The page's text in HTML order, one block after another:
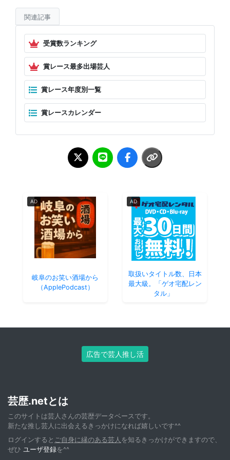
関連記事
受賞数ランキング
賞レース最多出場芸人
賞レース年度別一覧
賞レースカレンダー
AD
岐阜のお笑い酒場から
（ApplePodcast）
AD
取扱いタイトル数、日本
最大級。「ゲオ宅配レン
タル」
広告で芸人推し活
芸歴.netとは
このサイトは芸人さんの芸歴データベースです。
新たな推し芸人に出会えるきっかけになれば嬉しいです^^
ログインすると ご自身に縁のある芸人 を知るきっかけができますので、
ぜひ ユーザ登録を^^